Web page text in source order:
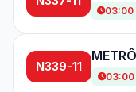
03:00
N339-11
03:00